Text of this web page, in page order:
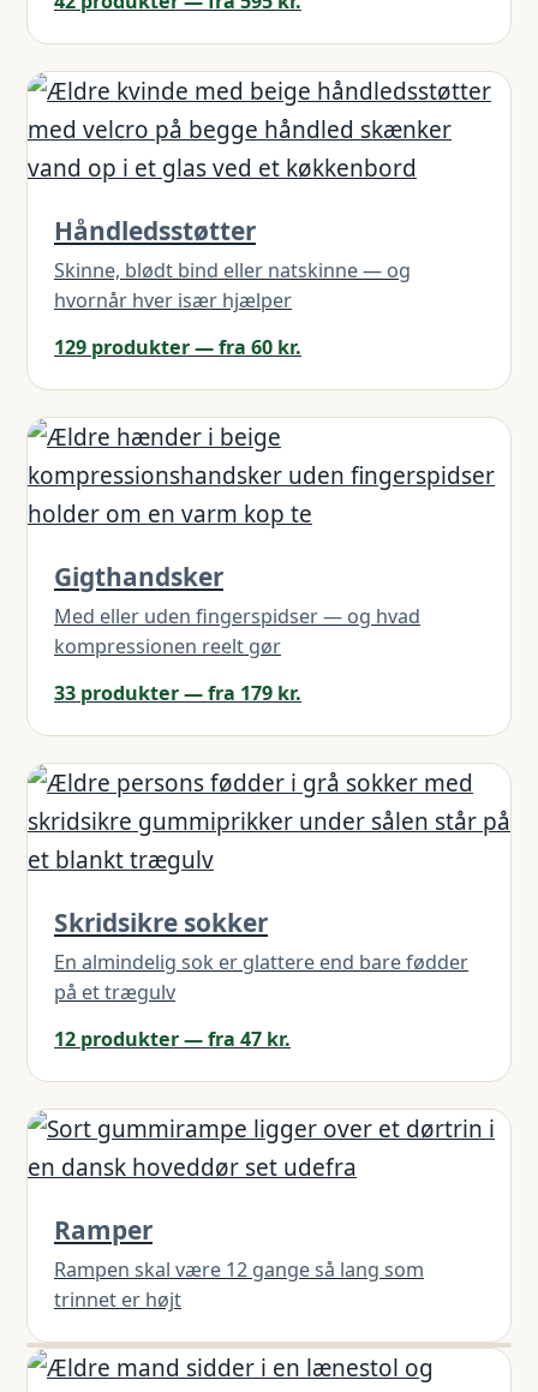
Håndledsstøtter
Skinne, blødt bind eller natskinne — og
hvornår hver især hjælper
129 produkter — fra 60 kr.
Gigthandsker
Med eller uden fingerspidser — og hvad
kompressionen reelt gør
33 produkter — fra 179 kr.
Skridsikre sokker
En almindelig sok er glattere end bare fødder
på et trægulv
12 produkter — fra 47 kr.
Ramper
Rampen skal være 12 gange så lang som
trinnet er højt